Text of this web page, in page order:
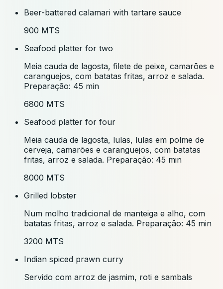
Beer-battered calamari with tartare sauce
900 MTS
Seafood platter for two
Meia cauda de lagosta, filete de peixe, camarões e
caranguejos, com batatas fritas, arroz e salada.
Preparação: 45 min
6800 MTS
Seafood platter for four
Meia cauda de lagosta, lulas, lulas em polme de
cerveja, camarões e caranguejos, com batatas
fritas, arroz e salada. Preparação: 45 min
8000 MTS
Grilled lobster
Num molho tradicional de manteiga e alho, com
batatas fritas, arroz e salada. Preparação: 45 min
3200 MTS
Indian spiced prawn curry
Servido com arroz de jasmim, roti e sambals